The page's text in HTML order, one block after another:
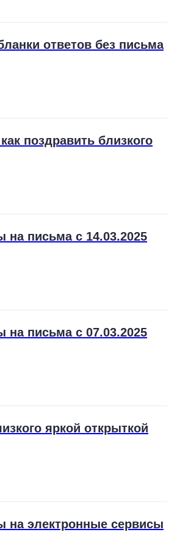
ответов без письма
поздравить близкого
письма с 14.03.2025
письма с 07.03.2025
яркой открыткой
на электронные сервисы